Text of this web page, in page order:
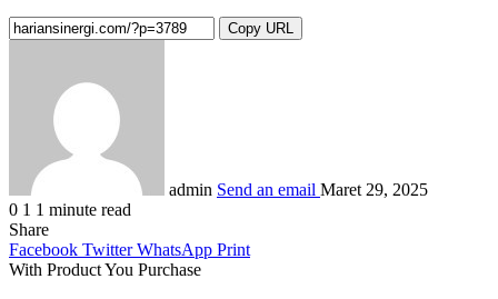
Copy URL
admin Send an email Maret 29, 2025
0 1 1 minute read
Share
Facebook Twitter WhatsApp Print
With Product You Purchase